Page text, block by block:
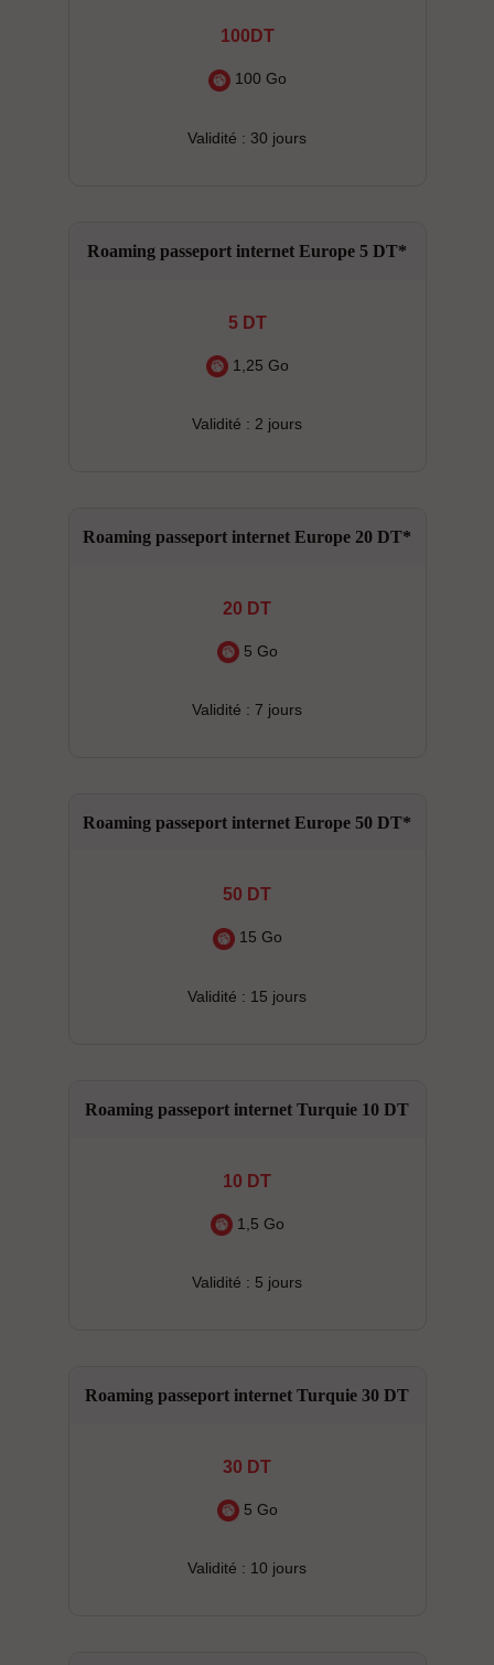
100DT
100 Go
Validité : 30 jours
Roaming passeport internet Europe 5 DT*
5 DT
1,25 Go
Validité : 2 jours
Roaming passeport internet Europe 20 DT*
20 DT
5 Go
Validité : 7 jours
Roaming passeport internet Europe 50 DT*
50 DT
15 Go
Validité : 15 jours
Roaming passeport internet Turquie 10 DT
10 DT
1,5 Go
Validité : 5 jours
Roaming passeport internet Turquie 30 DT
30 DT
5 Go
Validité : 10 jours